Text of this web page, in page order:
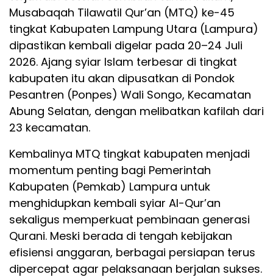
Musabaqah Tilawatil Qur’an (MTQ) ke-45
tingkat Kabupaten Lampung Utara (Lampura)
dipastikan kembali digelar pada 20–24 Juli
2026. Ajang syiar Islam terbesar di tingkat
kabupaten itu akan dipusatkan di Pondok
Pesantren (Ponpes) Wali Songo, Kecamatan
Abung Selatan, dengan melibatkan kafilah dari
23 kecamatan.
Kembalinya MTQ tingkat kabupaten menjadi
momentum penting bagi Pemerintah
Kabupaten (Pemkab) Lampura untuk
menghidupkan kembali syiar Al-Qur’an
sekaligus memperkuat pembinaan generasi
Qurani. Meski berada di tengah kebijakan
efisiensi anggaran, berbagai persiapan terus
dipercepat agar pelaksanaan berjalan sukses.